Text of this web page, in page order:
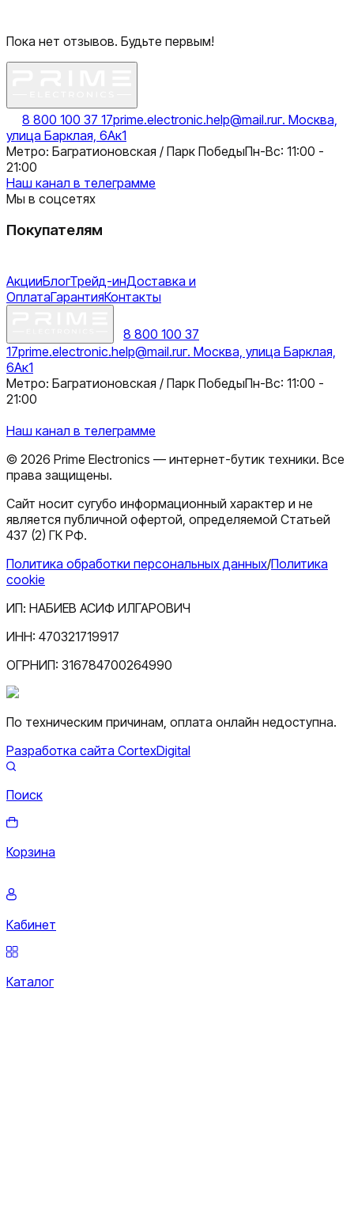
Пока нет отзывов. Будьте первым!
8 800 100 37 17prime.electronic.help@mail.ruг. Москва,
улица Барклая, 6Ак1
Метро: Багратионовская / Парк ПобедыПн-Вс: 11:00 -
21:00
Наш канал в телеграмме
Мы в соцсетях
Покупателям
АкцииБлогТрейд-инДоставка и
ОплатаГарантияКонтакты
8 800 100 37
17prime.electronic.help@mail.ruг. Москва, улица Барклая,
6Ак1
Метро: Багратионовская / Парк ПобедыПн-Вс: 11:00 -
21:00
Наш канал в телеграмме
© 2026 Prime Electronics — интернет-бутик техники. Все
права защищены.
Сайт носит сугубо информационный характер и не
является публичной офертой, определяемой Статьей
437 (2) ГК РФ.
Политика обработки персональных данных/Политика
cookie
ИП: НАБИЕВ АСИФ ИЛГАРОВИЧ
ИНН: 470321719917
ОГРНИП: 316784700264990
По техническим причинам, оплата онлайн недоступна.
Разработка сайта CortexDigital
Поиск
Корзина
Кабинет
Каталог